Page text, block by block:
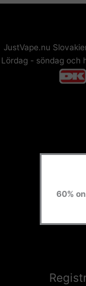
JustVape.nu
Lördag - söndag och
60%